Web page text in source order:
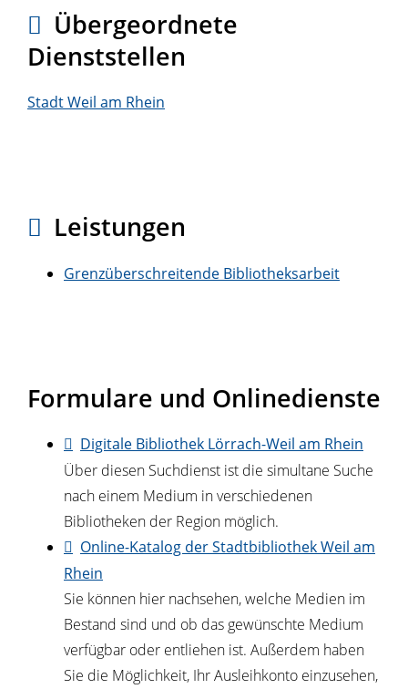
Übergeordnete
Dienststellen
Stadt Weil am Rhein
Leistungen
Grenzüberschreitende Bibliotheksarbeit
Formulare und Onlinedienste
Digitale Bibliothek Lörrach-Weil am Rhein
Über diesen Suchdienst ist die simultane Suche
nach einem Medium in verschiedenen
Bibliotheken der Region möglich.
Online-Katalog der Stadtbibliothek Weil am
Rhein
Sie können hier nachsehen, welche Medien im
Bestand sind und ob das gewünschte Medium
verfügbar oder entliehen ist. Außerdem haben
Sie die Möglichkeit, Ihr Ausleihkonto einzusehen,